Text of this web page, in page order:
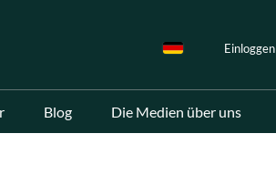
Einloggen
Blog Die Medien über uns